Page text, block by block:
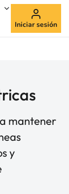
Iniciar sesión
mantener
y